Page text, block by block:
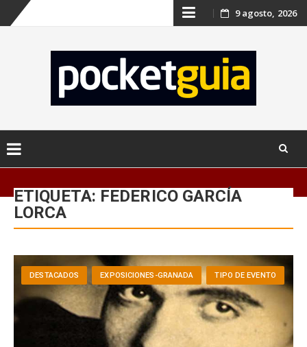
Skip
content
9 agosto, 2026
contentETIQUETA: FEDERICO GARCÍA
LORCA
DESTACADOS EXPOSICIONES-GRANADA TIPO DE EVENTO